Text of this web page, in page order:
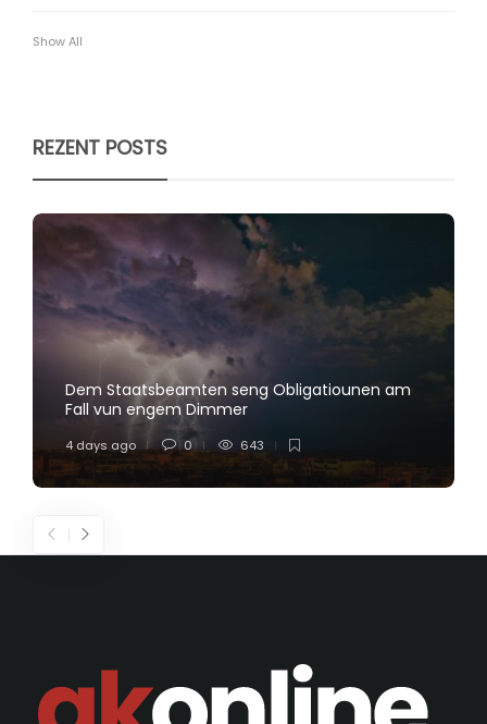
Show All
REZENT POSTS
Dem Staatsbeamten seng Obligatiounen am
Fall vun engem Dimmer
4 days ago 0 643